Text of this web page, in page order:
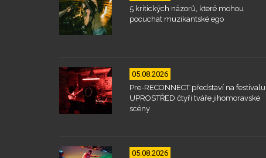
5 kritických názorů, které mohou
pocuchat muzikantské ego
05.08.2026
Pre-RECONNECT představí na festivalu
UPROSTŘED čtyři tváře jihomoravské
scény
05.08.2026